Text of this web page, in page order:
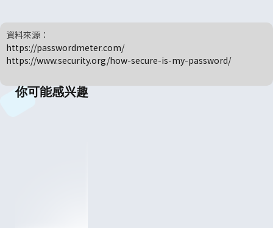
資料來源：
https://passwordmeter.com/
https://www.security.org/how-secure-is-my-password/
你可能感兴趣